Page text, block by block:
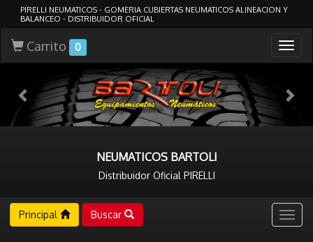
PIRELLI NEUMATICOS - GOMERIA CUBIERTAS NEUMATICOS ALINEACION Y
BALANCEO - DISTRIBUIDOR OFICIAL
Carrito 0
NEUMATICOS BARTOLI
Distribuidor Oficial PIRELLI
Principal Buscar